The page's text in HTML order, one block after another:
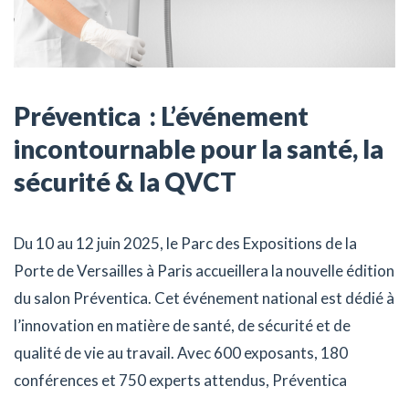
Préventica : L’événement
incontournable pour la santé, la
sécurité & la QVCT
Du 10 au 12 juin 2025, le Parc des Expositions de la
Porte de Versailles à Paris accueillera la nouvelle édition
du salon Préventica. Cet événement national est dédié à
l’innovation en matière de santé, de sécurité et de
qualité de vie au travail. Avec 600 exposants, 180
conférences et 750 experts attendus, Préventica